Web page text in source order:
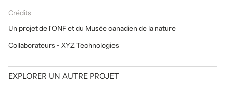
Crédits
Un projet de l'ONF et du Musée canadien de la nature
Collaborateurs - XYZ Technologies
EXPLORER UN AUTRE PROJET